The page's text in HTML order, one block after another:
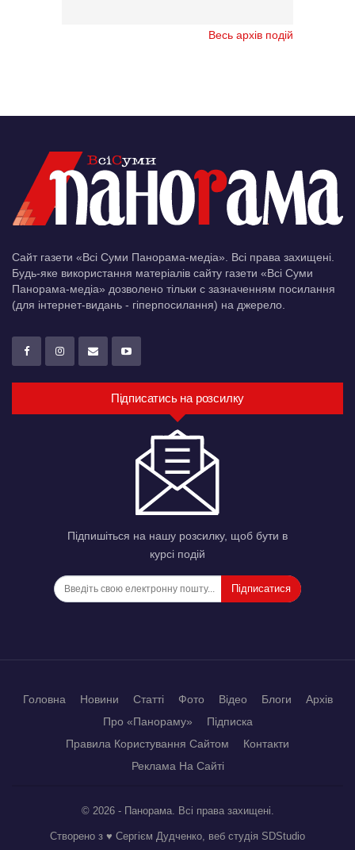
Весь архів подій
Сайт газети «Всі Суми Панорама-медіа». Всі права захищені.
Будь-яке використання матеріалів сайту газети «Всі Суми
Панорама-медіа» дозволено тільки c зазначенням посилання
(для інтернет-видань - гіперпосилання) на джерело.
Підписатись на розсилку
Підпишіться на нашу розсилку, щоб бути в
курсі подій
Підписатися
Головна Новини Статті Фото Відео Блоги
Архів
Про «Панораму»
Підписка
Правила Користування Сайтом
Контакти
Реклама На Сайті
© 2026 - Панорама. Всі права захищені.
Створено з ♥ Сергієм Дудченко, веб студія SDStudio